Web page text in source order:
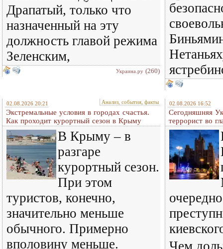
Драпатый, только что
назначенный на эту
должность главой режима
Зеленским,
Украина.ру (260)
02.08.2026 20:21 Анализ, события, факты
Экстремальные условия в городах счастья.
Как проходит курортный сезон в Крыму
В Крыму – в
разгаре
курортный сезон.
При этом
туристов, конечно,
значительно меньше
обычного. Примерно
вполовину меньше.
02.08.2026 16:52
Сегодняшняя
террорист во
Чем